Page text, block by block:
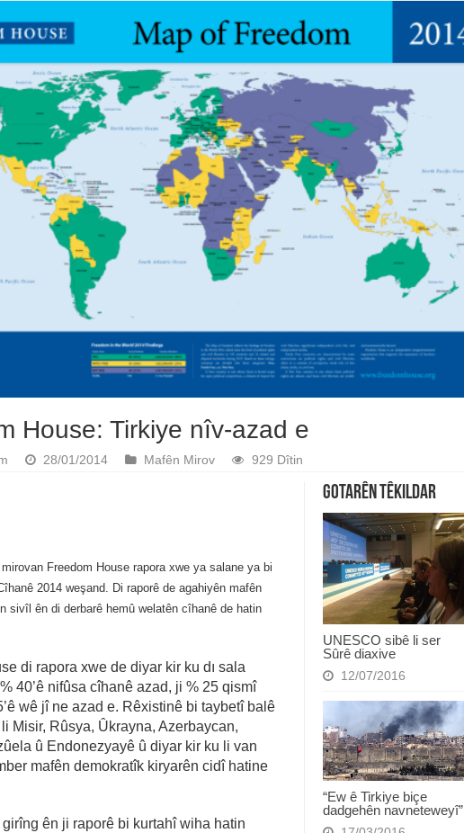
House: Tirkiye nîv-azad e
28/01/2014 Mafên Mirov 929 Dîtin
Gotarên Têkildar
UNESCO sibê li ser
Sûrê diaxive
12/07/2016
“Ew ê Tirkiye biçe
dadgehên navneteweyî”
Freedom House rapora xwe ya salane ya bi
2014 weşand. Di raporê de agahiyên mafên
sivîl ên di derbarê hemû welatên cîhanê de hatin
di rapora xwe de diyar kir ku dı sala
40’ê nifûsa cîhanê azad, ji % 25 qismî
wê jî ne azad e. Rêxistinê bi taybetî balê
Misir, Rûsya, Ûkrayna, Azerbaycan,
û Endonezyayê û diyar kir ku li van
mafên demokratîk kiryarên cidî hatine
ên ji raporê bi kurtahî wiha hatin